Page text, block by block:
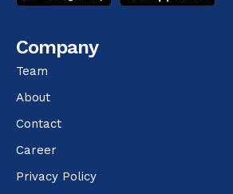
Company
Team
About
Contact
Career
Privacy Policy